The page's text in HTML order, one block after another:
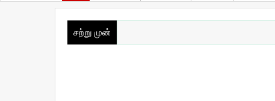
சற்று முன்